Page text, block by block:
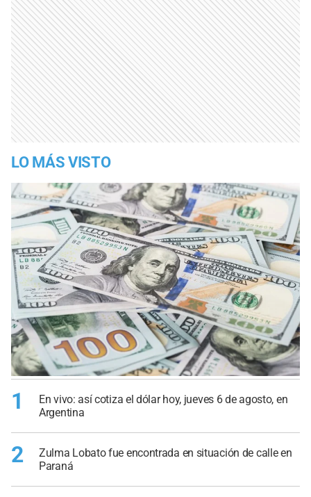
LO MÁS VISTO
1
En vivo: así cotiza el dólar hoy, jueves 6 de agosto, en
Argentina
2
Zulma Lobato fue encontrada en situación de calle en
Paraná